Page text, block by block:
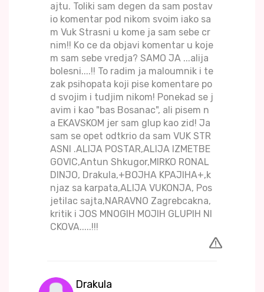
ajtu. Toliki sam degen da sam postav
io komentar pod nikom svoim iako sa
m Vuk Strasni u kome ja sam sebe cr
nim!! Ko ce da objavi komentar u koje
m sam sebe vredja? SAMO JA ...alija
bolesni....!! To radim ja maloumnik i te
zak psihopata koji pise komentare po
d svojim i tudjim nikom! Ponekad se j
avim i kao "bas Bosanac", ali pisem n
a EKAVSKOM jer sam glup kao zid! Ja
sam se opet odtkrio da sam VUK STR
ASNI .ALIJA POSTAR,ALIJA IZMETBE
GOVIC,Antun Shkugor,MIRKO RONAL
DINJO, Drakula,+BOJHA KPAJIHA+,k
njaz sa karpata,ALIJA VUKONJA, Pos
jetilac sajta,NARAVNO Zagrebcakna,
kritik i JOS MNOGIH MOJIH GLUPIH NI
CKOVA.....!!!
Drakula